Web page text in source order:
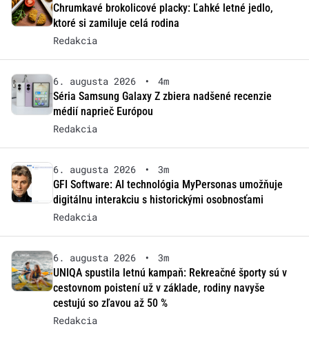
Chrumkavé brokolicové placky: Ľahké letné jedlo,
ktoré si zamiluje celá rodina
Redakcia
6. augusta 2026 •
4m
Séria Samsung Galaxy Z zbiera nadšené recenzie
médií naprieč Európou
Redakcia
6. augusta 2026 •
3m
GFI Software: AI technológia MyPersonas umožňuje
digitálnu interakciu s historickými osobnosťami
Redakcia
6. augusta 2026 •
3m
UNIQA spustila letnú kampaň: Rekreačné športy sú v
cestovnom poistení už v základe, rodiny navyše
cestujú so zľavou až 50 %
Redakcia